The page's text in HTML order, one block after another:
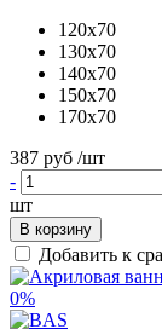
120x70
130x70
140x70
150x70
170x70
387 руб /шт
-
шт
В корзину
Добавить к
0%